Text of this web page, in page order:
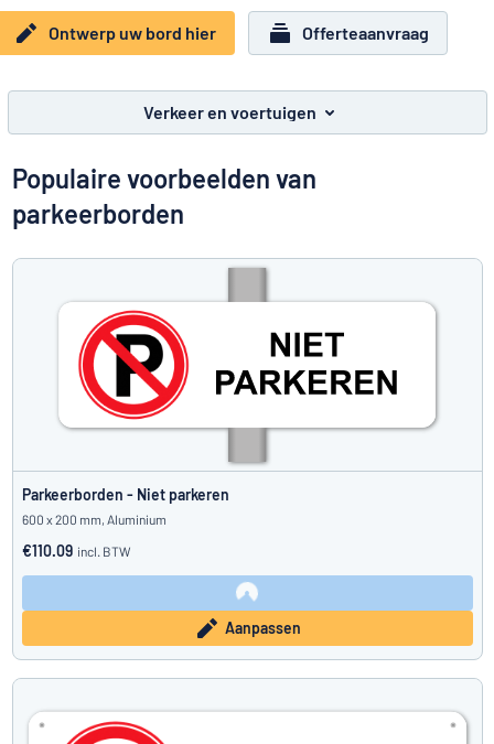
Toon alle categorieën
Affiches
Kun je niet vinden wat je zoekt? Ontwerp uw bord hier
Naambadges
Toon alle categorieën
Offerteaanvraag
Inloggen
Klantenservice
Ontwerp uw bord hier Offerteaanvraag
Verkeer en voertuigen
Populaire voorbeelden van
parkeerborden
Parkeerborden - Niet parkeren
600 x 200 mm, Aluminium
€110.09 incl. BTW
Aanpassen